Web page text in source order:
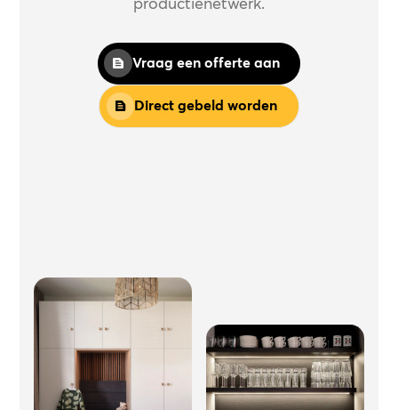
Vraag een offerte aan
Direct gebeld worden